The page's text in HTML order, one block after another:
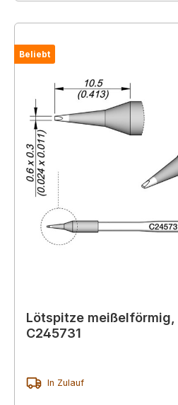
Beliebt
Lötspitze meißelförmig,
C245731
In Zulauf